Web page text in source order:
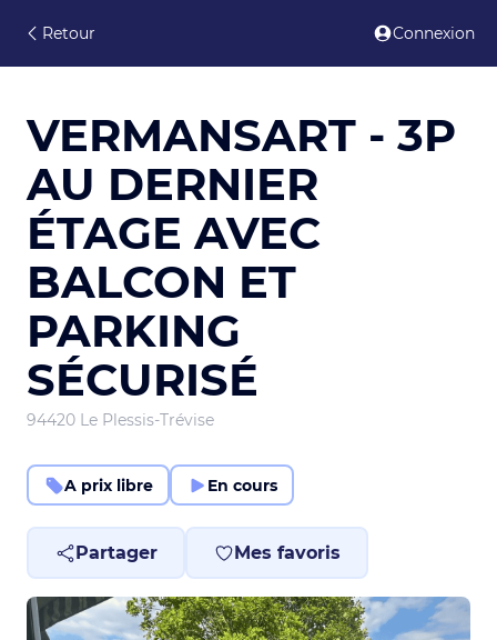
Retour Connexion
VERMANSART - 3P
AU DERNIER
ÉTAGE AVEC
BALCON ET
PARKING
SÉCURISÉ
94420 Le Plessis-Trévise
A prix libre En cours
Partager Mes favoris